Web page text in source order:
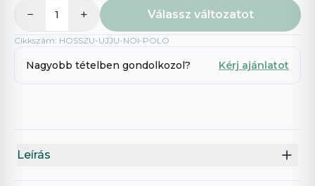
− 1 + Válassz változatot
Cikkszám: HOSSZU-UJJU-NOI-POLO
Nagyobb tételben gondolkozol? Kérj ajánlatot
Leírás